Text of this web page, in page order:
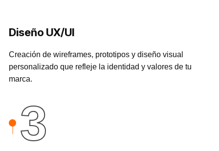
Diseño UX/UI
Creación de wireframes, prototipos y diseño visual
personalizado que refleje la identidad y valores de tu
marca.
3